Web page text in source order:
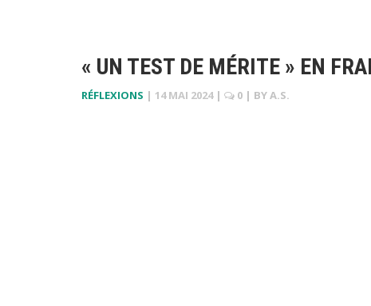
« UN TEST DE MÉRITE » EN
RÉFLEXIONS | 14 MAI 2024 | 0 | BYA.S.